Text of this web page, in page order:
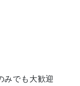
みでも大歓迎